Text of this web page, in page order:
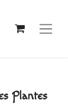
Plantes